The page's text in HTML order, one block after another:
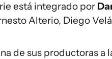
está integrado por
Alterio, Diego
de sus productoras a